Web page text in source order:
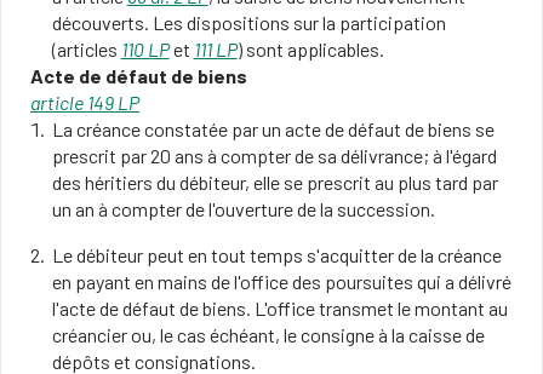
découverts. Les dispositions sur la participation
(articles 110 LPet 111 LP) sont applicables.
Acte de défaut de biens
article 149 LP
La créance constatée par un acte de défaut de biens se
prescrit par 20 ans à compter de sa délivrance; à l'égard
des héritiers du débiteur, elle se prescrit au plus tard par
un an à compter de l'ouverture de la succession.
Le débiteur peut en tout temps s'acquitter de la créance
en payant en mains de l'office des poursuites qui a délivré
l'acte de défaut de biens. L'office transmet le montant au
créancier ou, le cas échéant, le consigne à la caisse de
dépôts et consignations.